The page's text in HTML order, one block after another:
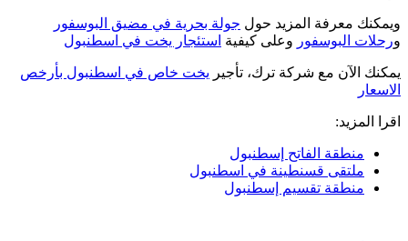
ويمكنك معرفة المزيد حول جولة بحرية في مضيق البوسفور
ورحلات البوسفور وعلى كيفية استئجار يخت في اسطنبول
يمكنك الآن مع شركة ترك، تأجير يخت خاص في اسطنبول بأرخص
الاسعار
اقرا المزيد:
منطقة الفاتح إسطنبول
ملتقى قسنطينة في اسطنبول
منطقة تقسيم إسطنبول